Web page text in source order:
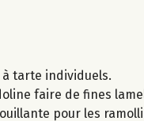
à tarte individuels.
faire de fines
pour les